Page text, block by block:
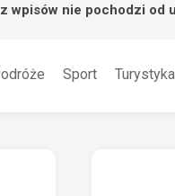
wpisów nie pochodzi od
Sport Turystyka